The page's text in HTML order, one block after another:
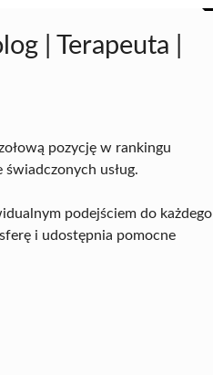
| Terapeuta |
pozycję w rankingu
usług.
podejściem do każdego
i udostępnia pomocne